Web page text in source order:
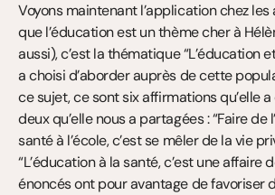
Voyons maintenant l’application chez les
que l’éducation est un thème cher à
aussi), c’est la thématique “L’éducation
a choisi d’aborder auprès de cette
ce sujet, ce sont six affirmations qu’elle
deux qu’elle nous a partagées : “Faire de
santé à l’école, c’est se mêler de la vie
“L’éducation à la santé, c’est une affaire
énoncés ont pour avantage de favoriser